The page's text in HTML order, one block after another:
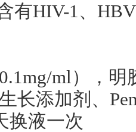
有HIV-1、 HBV
0.1mg/ml），明
长添加剂、
换液一次